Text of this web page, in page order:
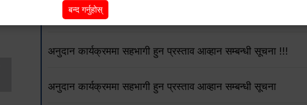
सप्ताहव्यापी लम्पी स्क्रिन रोग विरुद्धको खोप कार्यक्रम सञ्चालन सम्बन्धी
अनुदान कार्यक्रममा सहभागी हुन प्रस्ताव आव्हान सम्बन्धी सूचना !!!
अनुदान कार्यक्रममा सहभागी हुन प्रस्ताव आव्हान सम्बन्धी सूचना
बन्द गर्नुहोस्